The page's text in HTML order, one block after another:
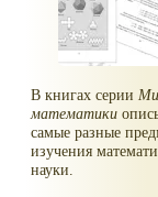
В книгах серии
математики
самые разные
изучения
науки.